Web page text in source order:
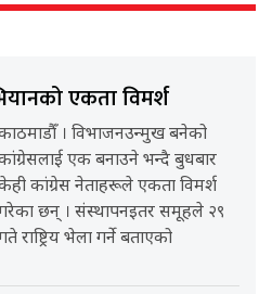
एकता विमर्श
। विभाजनउन्मुख बनेको
एक बनाउने भन्दै बुधबार
कांग्रेस नेताहरूले एकता विमर्श
छन् । संस्थापनइतर समूहले २९
राष्ट्रिय भेला गर्ने बताएको